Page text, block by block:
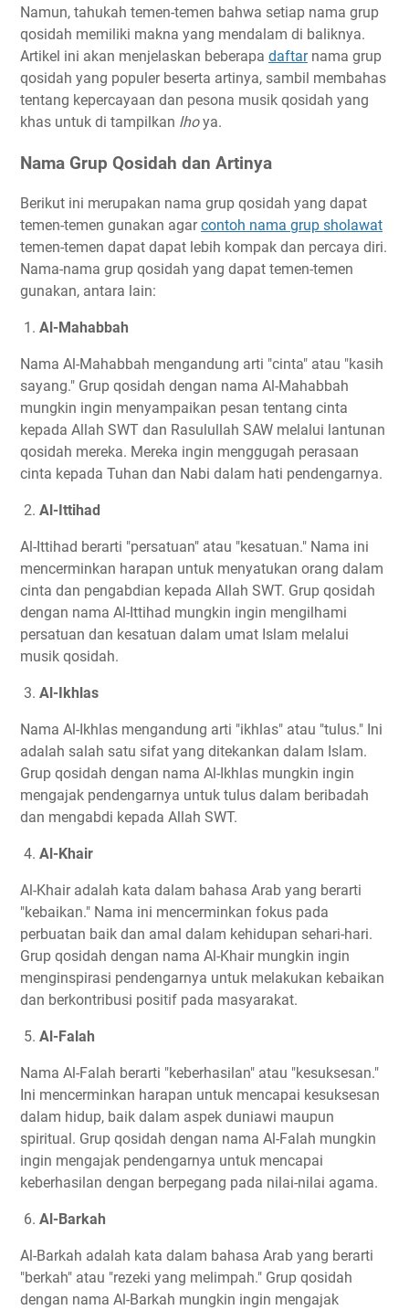
Namun, tahukah temen-temen bahwa setiap nama grup
qosidah memiliki makna yang mendalam di baliknya.
Artikel ini akan menjelaskan beberapa daftarnama grup
qosidah yang populer beserta artinya, sambil membahas
tentang kepercayaan dan pesona musik qosidah yang
khas untuk di tampilkan lhoya.
Nama Grup Qosidah dan Artinya
Berikut ini merupakan nama grup qosidah yang dapat
temen-temen gunakan agarcontoh nama grup sholawat
temen-temen dapat dapat lebih kompak dan percaya diri.
Nama-nama grup qosidah yang dapat temen-temen
gunakan, antara lain:
1. Al-Mahabbah
Nama Al-Mahabbah mengandung arti "cinta" atau "kasih
sayang." Grup qosidah dengan nama Al-Mahabbah
mungkin ingin menyampaikan pesan tentang cinta
kepada Allah SWT dan Rasulullah SAW melalui lantunan
qosidah mereka. Mereka ingin menggugah perasaan
cinta kepada Tuhan dan Nabi dalam hati pendengarnya.
2. Al-Ittihad
Al-Ittihad berarti "persatuan" atau "kesatuan." Nama ini
mencerminkan harapan untuk menyatukan orang dalam
cinta dan pengabdian kepada Allah SWT. Grup qosidah
dengan nama Al-Ittihad mungkin ingin mengilhami
persatuan dan kesatuan dalam umat Islam melalui
musik qosidah.
3. Al-Ikhlas
Nama Al-Ikhlas mengandung arti "ikhlas" atau "tulus." Ini
adalah salah satu sifat yang ditekankan dalam Islam.
Grup qosidah dengan nama Al-Ikhlas mungkin ingin
mengajak pendengarnya untuk tulus dalam beribadah
dan mengabdi kepada Allah SWT.
4. Al-Khair
Al-Khair adalah kata dalam bahasa Arab yang berarti
"kebaikan." Nama ini mencerminkan fokus pada
perbuatan baik dan amal dalam kehidupan sehari-hari.
Grup qosidah dengan nama Al-Khair mungkin ingin
menginspirasi pendengarnya untuk melakukan kebaikan
dan berkontribusi positif pada masyarakat.
5. Al-Falah
Nama Al-Falah berarti "keberhasilan" atau "kesuksesan."
Ini mencerminkan harapan untuk mencapai kesuksesan
dalam hidup, baik dalam aspek duniawi maupun
spiritual. Grup qosidah dengan nama Al-Falah mungkin
ingin mengajak pendengarnya untuk mencapai
keberhasilan dengan berpegang pada nilai-nilai agama.
6. Al-Barkah
Al-Barkah adalah kata dalam bahasa Arab yang berarti
"berkah" atau "rezeki yang melimpah." Grup qosidah
dengan nama Al-Barkah mungkin ingin mengajak